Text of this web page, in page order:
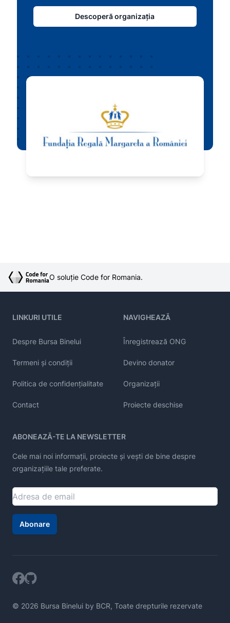
Descoperă organizația
O soluție Code for Romania.
LINKURI UTILE
Despre Bursa Binelui
Termeni și condiții
Politica de confidențialitate
Contact
NAVIGHEAZĂ
Înregistrează ONG
Devino donator
Organizații
Proiecte deschise
ABONEAZĂ-TE LA NEWSLETTER
Cele mai noi informații, proiecte și vești de bine despre
organizațiile tale preferate.
Abonare
© 2026 Bursa Binelui by BCR, Toate drepturile rezervate